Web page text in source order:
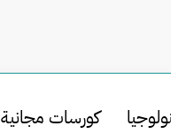
كورسات مجانية